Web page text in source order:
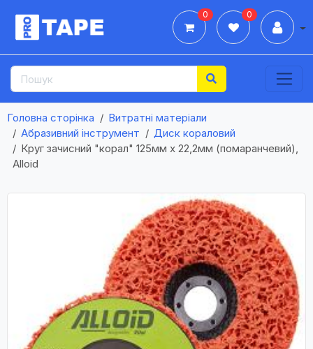
0 0
Головна сторінка
Витратні матеріали
Абразивний інструмент
Диск кораловий
Круг зачисний "корал" 125мм х 22,2мм (помаранчевий),
Alloid